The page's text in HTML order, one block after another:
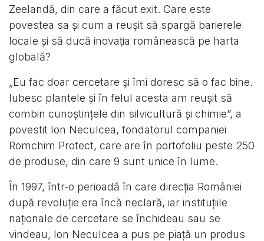
Zeelandă, din care a făcut exit. Care este
povestea sa şi cum a reuşit să spargă barierele
locale şi să ducă inovaţia românească pe harta
globală?
„Eu fac doar cercetare şi îmi doresc să o fac bine.
Iubesc plantele şi în felul acesta am reuşit să
combin cunoştinţele din silvicultură şi chimie”, a
povestit Ion Neculcea, fondatorul companiei
Romchim Protect, care are în portofoliu peste 250
de produse, din care 9 sunt unice în lume.
În 1997, într-o perioadă în care direcţia României
după revoluţie era încă neclară, iar instituţiile
naţionale de cercetare se închideau sau se
vindeau, Ion Neculcea a pus pe piaţă un produs